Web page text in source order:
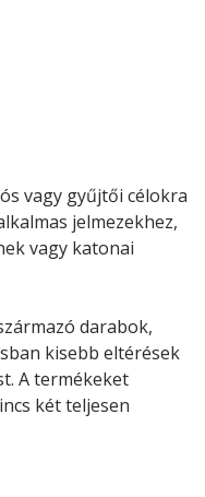
vagy gyűjtői célokra
jelmezekhez,
vagy katonai
darabok,
kisebb eltérések
A termékeket
két teljesen